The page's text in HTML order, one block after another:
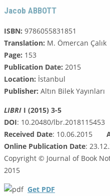
Jacob ABBOTT
ISBN: 9786055831851
Translation: M. Ömercan Çalık
Page: 153
Publication Date: 2015
Location: İstanbul
Publisher: Altın Bilek Yayınları
LIBRI I (2015) 3-5
DOI: 10.20480/lbr.2018115453
Received Date: 10.06.2015
Online Publication Date:
Copyright © Journal of Book
2015
Get PDF